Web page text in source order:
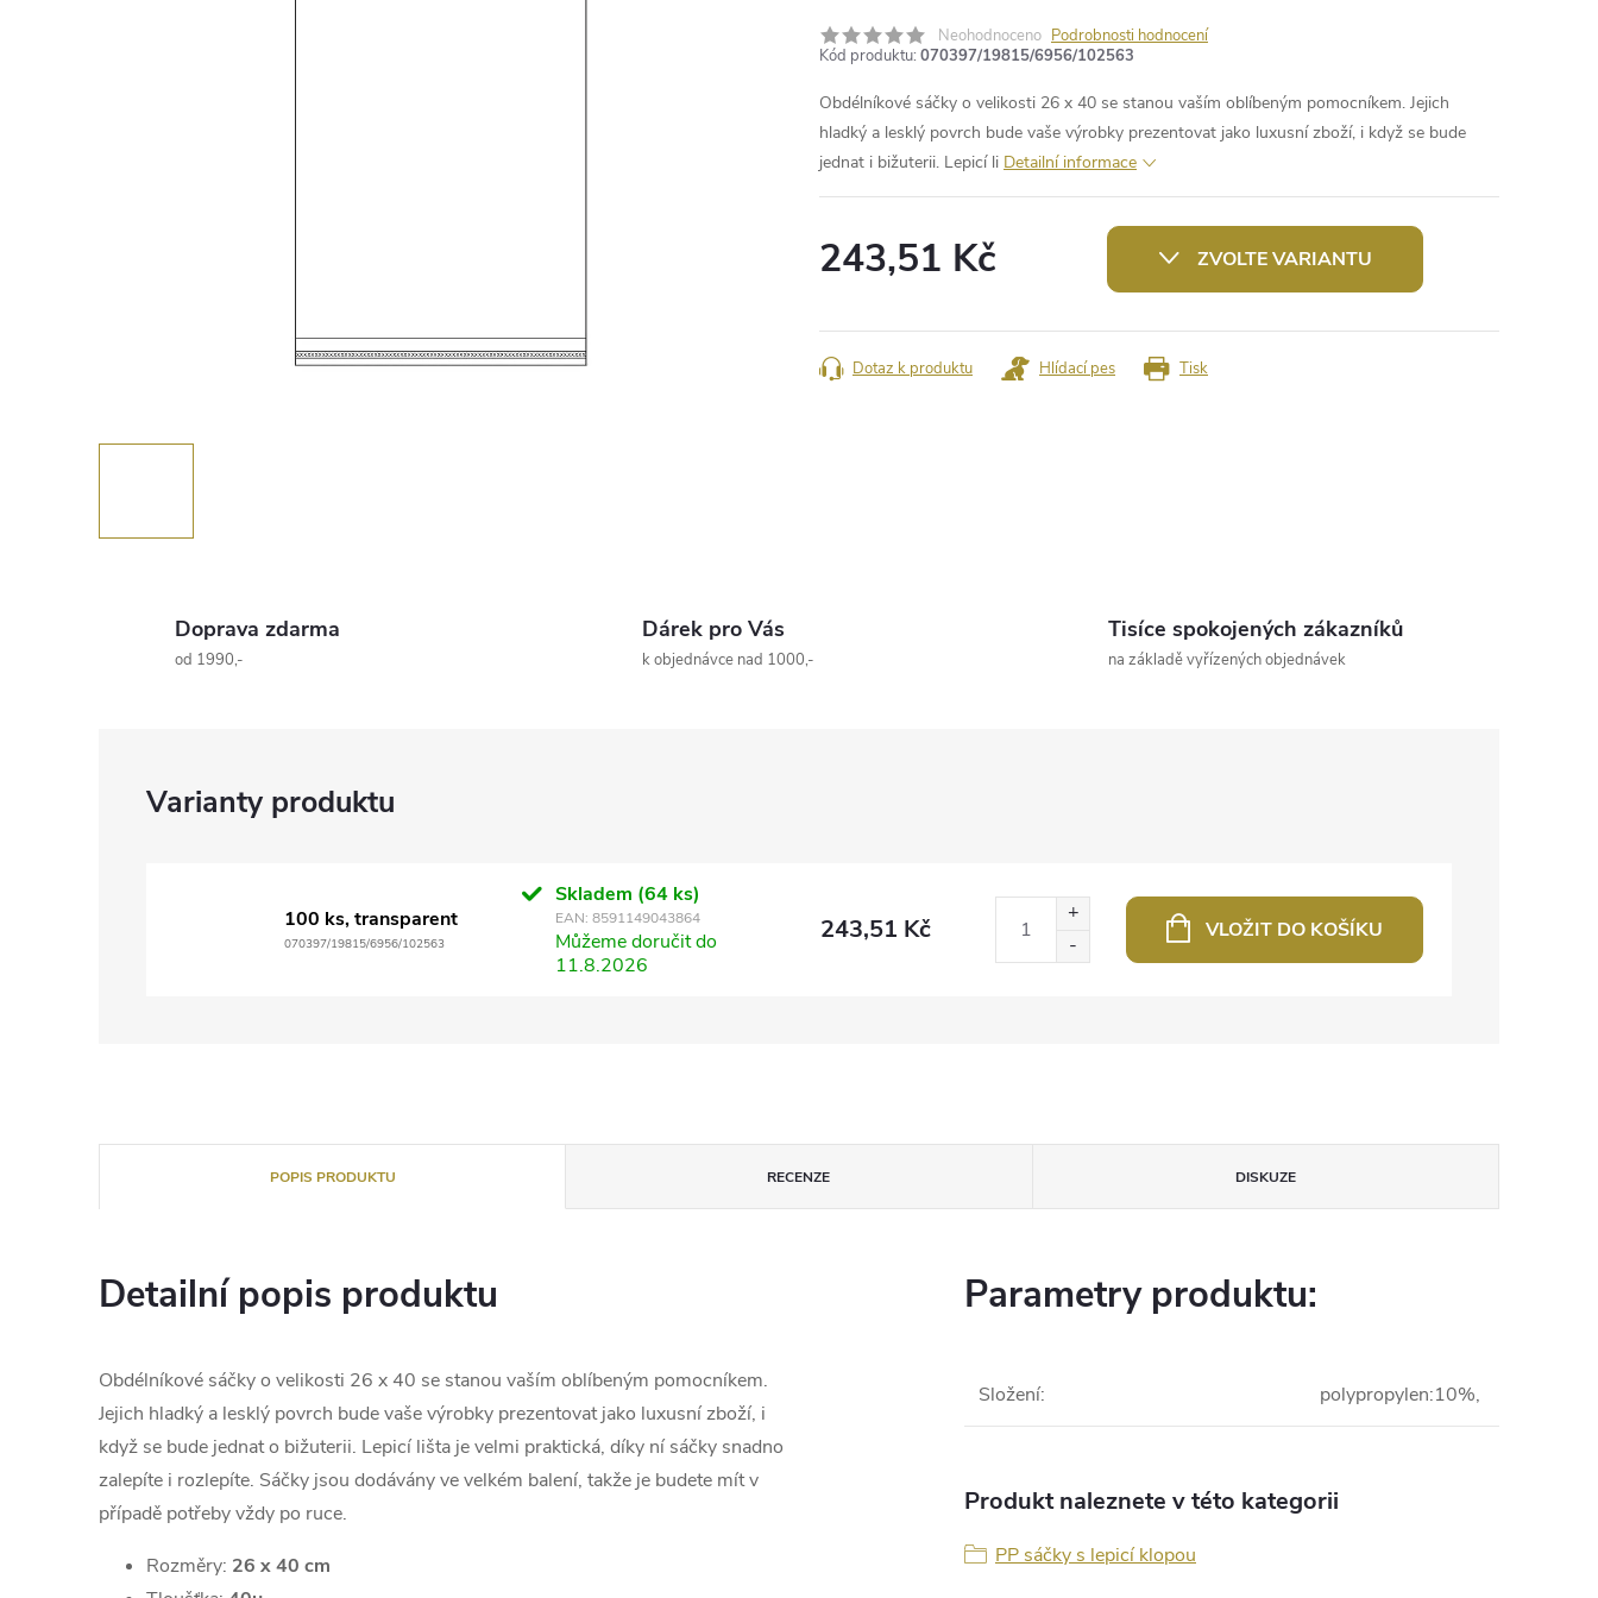
Neohodnoceno Podrobnosti hodnocení
Kód produktu: 070397/19815/6956/102563
Obdélníkové sáčky o velikosti 26 x 40 se stanou vaším oblíbeným pomocníkem. Jejich
hladký a lesklý povrch bude vaše výrobky prezentovat jako luxusní zboží, i když se bude
jednat i bižuterii. Lepicí li Detailní informace
243,51 Kč ZVOLTE VARIANTU
Tisk
Dotaz k produktu Hlídací pes
Doprava zdarma
od 1990,-
Dárek pro Vás
k objednávce nad 1000,-
Tisíce spokojených zákazníků
na základě vyřízených objednávek
100 ks, transparent
070397/19815/6956/102563
Skladem (64 ks)
EAN: 8591149043864
Můžeme doručit do
11.8.2026
243,51 Kč VLOŽIT DO KOŠÍKU
POPIS PRODUKTU RECENZE DISKUZE
Detailní popis produktu
Obdélníkové sáčky o velikosti 26 x 40 se stanou vaším oblíbeným pomocníkem.
Jejich hladký a lesklý povrch bude vaše výrobky prezentovat jako luxusní zboží, i
když se bude jednat o bižuterii. Lepicí lišta je velmi praktická, díky ní sáčky snadno
zalepíte i rozlepíte. Sáčky jsou dodávány ve velkém balení, takže je budete mít v
případě potřeby vždy po ruce.
Rozměry: 26 x 40 cm
Parametry produktu:
Složení: polypropylen:10%,
Produkt naleznete v této kategorii
PP sáčky s lepicí klopou